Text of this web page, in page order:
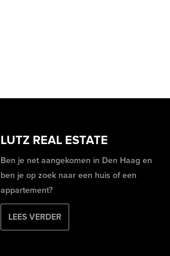
LUTZ REAL ESTATE
Ben je net aangekomen in Den Haag en
ben je op zoek naar een huis of een
appartement?
LEES VERDER